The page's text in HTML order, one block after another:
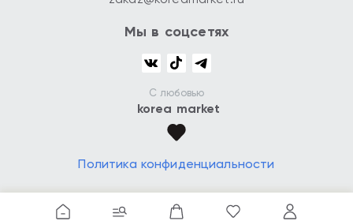
Мы в соцсетях
С любовью
korea market
Политика конфиденциальности